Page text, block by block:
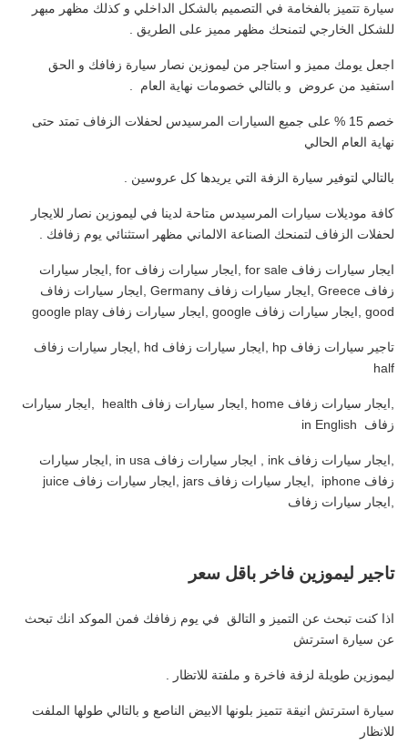
سيارة تتميز بالفخامة في التصميم بالشكل الداخلي و كذلك مظهر مبهر
للشكل الخارجي لتمنحك مظهر مميز على الطريق .
اجعل يومك مميز و استاجر من ليموزين نصار سيارة زفافك و الحق
استفيد من عروض و بالتالي خصومات نهاية العام .
خصم 15 % على جميع السيارات المرسيدس لحفلات الزفاف تمتد حتى
نهاية العام الحالي
بالتالي لتوفير سيارة الزفة التي يريدها كل عروسين .
كافة موديلات سيارات المرسيدس متاحة لدينا في ليموزين نصار للايجار
لحفلات الزفاف لتمنحك الصناعة الالماني مظهر استثنائي يوم زفافك .
ايجار سيارات زفاف for sale ,ايجار سيارات زفاف for ,ايجار سيارات
زفاف Greece ,ايجار سيارات زفاف Germany ,ايجار سيارات زفاف
good ,ايجار سيارات زفاف google ,ايجار سيارات زفاف google play
تاجير سيارات زفاف hp ,ايجار سيارات زفاف hd ,ايجار سيارات زفاف
half
,ايجار سيارات زفاف home ,ايجار سيارات زفاف health ,ايجار سيارات
زفاف in English
,ايجار سيارات زفاف ink , ايجار سيارات زفاف in usa ,ايجار سيارات
زفاف iphone ,ايجار سيارات زفاف jars ,ايجار سيارات زفاف juice
,ايجار سيارات زفاف
تاجير ليموزين فاخر باقل سعر
اذا كنت تبحث عن التميز و التالق في يوم زفافك فمن الموكد انك تبحث
عن سيارة استرتش
ليموزين طويلة لزفة فاخرة و ملفتة للاتظار .
سيارة استرتش انيقة تتميز بلونها الابيض الناصع و بالتالي طولها الملفت
للانظار